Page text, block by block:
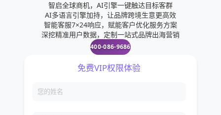
智启全球商机，AI引擎一键触达目标客群
AI多语言引擎加持，让品牌跨境生意更高效
智能客服7×24响应，赋能客户优化服务方案
深挖精准用户数据，定制一站式品牌出海营销
400-086-9686